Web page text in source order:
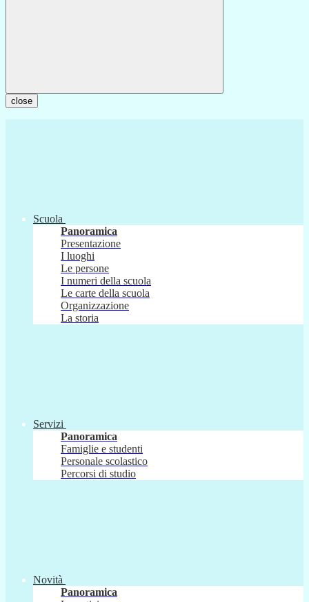
close
Scuola
Panoramica
Presentazione
I luoghi
Le persone
I numeri della scuola
Le carte della scuola
Organizzazione
La storia
Servizi
Panoramica
Famiglie e studenti
Personale scolastico
Percorsi di studio
Novità
Panoramica